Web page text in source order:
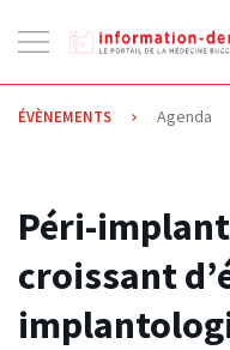
la
navigation
ÉVÈNEMENTS Agenda
06.10.2014
Péri-
croissant